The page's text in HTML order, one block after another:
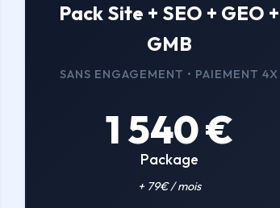
Pack Site + SEO + GEO +
GMB
SANS ENGAGEMENT • PAIEMENT 4X
1 540 €
Package
+ 79€ / mois